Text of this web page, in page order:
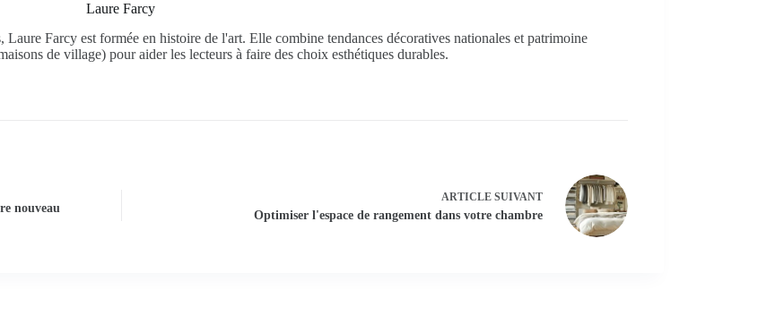
Laure Farcy
Farcy est formée en histoire de l'art. Elle combine tendances décoratives nationales et patrimoine
de village) pour aider les lecteurs à faire des choix esthétiques durables.
nouveau
ARTICLESUIVANT
Optimiser l'espace de rangement dans votre chambre